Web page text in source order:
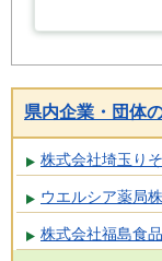
県内企業・団体
株式会社埼玉り
ウエルシア薬局
株式会社福島食品